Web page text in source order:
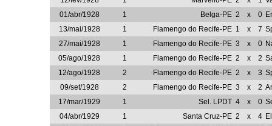
01/abr/1928
1 Belga-PE 2 x 0
13/mai/1928
1 Flamengo do Recife-PE 1 x 7
27/mai/1928
1 Flamengo do Recife-PE 3 x 0
05/ago/1928
1 Flamengo do Recife-PE 2 x 2
12/ago/1928
2 Flamengo do Recife-PE 2 x 3
09/set/1928
2 Flamengo do Recife-PE 3 x 2
17/mar/1929
1 Sel. LPDT 4 x 0
04/abr/1929
1 Santa Cruz-PE 2 x 4